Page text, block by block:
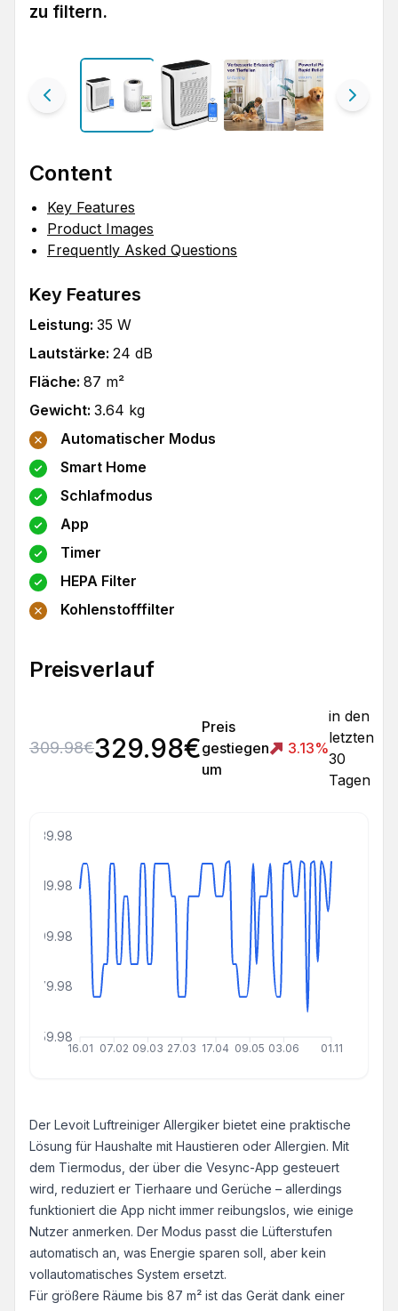
zu filtern.
Content
Key Features
Product Images
Frequently Asked Questions
Key Features
Leistung: 35 W
Lautstärke: 24 dB
Fläche: 87 m²
Gewicht: 3.64 kg
Automatischer Modus
Smart Home
Schlafmodus
App
Timer
HEPA Filter
Kohlenstofffilter
Preisverlauf
309.98€329.98€
Preis
gestiegen
um
3.13%
in den
letzten
30
Tagen
16.01 07.02 09.03 27.03 17.04 09.05 03.06 01.11
259.98
279.98
299.98
319.98
339.98
Der Levoit Luftreiniger Allergiker bietet eine praktische
Lösung für Haushalte mit Haustieren oder Allergien. Mit
dem Tiermodus, der über die Vesync-App gesteuert
wird, reduziert er Tierhaare und Gerüche – allerdings
funktioniert die App nicht immer reibungslos, wie einige
Nutzer anmerken. Der Modus passt die Lüfterstufen
automatisch an, was Energie sparen soll, aber kein
vollautomatisches System ersetzt.
Für größere Räume bis 87 m² ist das Gerät dank einer